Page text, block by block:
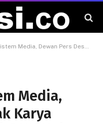
Pers Desak Karya Jurnalistik Masuk RUU Hak Cipta
Media,
Karya